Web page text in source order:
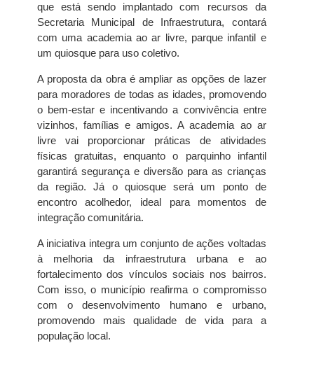
que está sendo implantado com recursos da
Secretaria Municipal de Infraestrutura, contará
com uma academia ao ar livre, parque infantil e
um quiosque para uso coletivo.
A proposta da obra é ampliar as opções de lazer
para moradores de todas as idades, promovendo
o bem-estar e incentivando a convivência entre
vizinhos, famílias e amigos. A academia ao ar
livre vai proporcionar práticas de atividades
físicas gratuitas, enquanto o parquinho infantil
garantirá segurança e diversão para as crianças
da região. Já o quiosque será um ponto de
encontro acolhedor, ideal para momentos de
integração comunitária.
A iniciativa integra um conjunto de ações voltadas
à melhoria da infraestrutura urbana e ao
fortalecimento dos vínculos sociais nos bairros.
Com isso, o município reafirma o compromisso
com o desenvolvimento humano e urbano,
promovendo mais qualidade de vida para a
população local.